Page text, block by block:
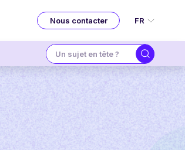
Nous contacter FR